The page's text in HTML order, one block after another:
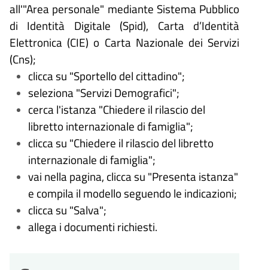
all'"Area personale" mediante Sistema Pubblico
di Identità Digitale (Spid), Carta d’Identità
Elettronica (CIE) o Carta Nazionale dei Servizi
(Cns);
clicca su "Sportello del cittadino";
seleziona "Servizi Demografici";
cerca l'istanza "Chiedere il rilascio del
libretto internazionale di famiglia";
clicca su "Chiedere il rilascio del libretto
internazionale di famiglia";
vai nella pagina, clicca su "Presenta istanza"
e compila il modello seguendo le indicazioni;
clicca su "Salva";
allega i documenti richiesti.